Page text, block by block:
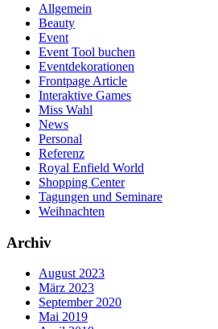
Allgemein
Beauty
Event
Event Tool buchen
Eventdekorationen
Frontpage Article
Interaktive Games
Miss Wahl
News
Personal
Referenz
Royal Enfield World
Shopping Center
Tagungen und Seminare
Weihnachten
Archiv
August 2023
März 2023
September 2020
Mai 2019